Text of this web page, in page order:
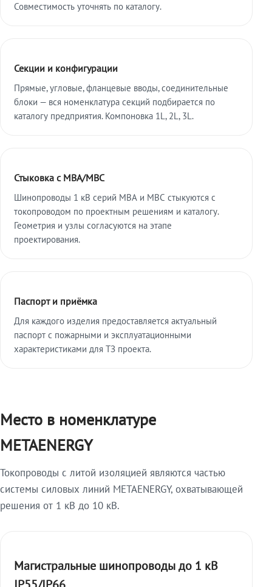
Совместимость уточнять по каталогу.
Секции и конфигурации
Прямые, угловые, фланцевые вводы, соединительные
блоки — вся номенклатура секций подбирается по
каталогу предприятия. Компоновка 1L, 2L, 3L.
Стыковка с МВА/МВС
Шинопроводы 1 кВ серий МВА и МВС стыкуются с
токопроводом по проектным решениям и каталогу.
Геометрия и узлы согласуются на этапе
проектирования.
Паспорт и приёмка
Для каждого изделия предоставляется актуальный
паспорт с пожарными и эксплуатационными
характеристиками для ТЗ проекта.
Место в номенклатуре
METAENERGY
Токопроводы с литой изоляцией являются частью
системы силовых линий METAENERGY, охватывающей
решения от 1 кВ до 10 кВ.
Магистральные шинопроводы до 1 кВ